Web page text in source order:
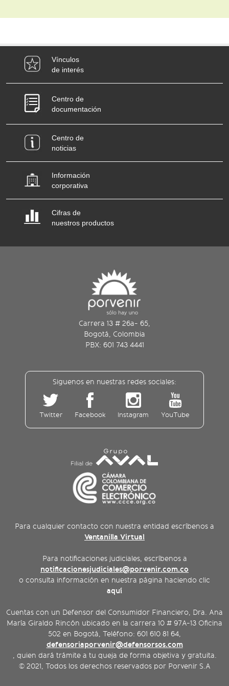
Vínculos
de interés
Centro de
documentación
Centro de
noticias
Información
corporativa
Cifras de
nuestros productos
Carrera 13 # 26a- 65,
Bogotá, Colombia
PBX: 601 743 4441
Siguenos en nuestras redes sociales:
Twitter Facebook Instagram YouTube
Para cualquier contacto con nuestra entidad escríbenos a
Ventanilla Virtual
Para notificaciones judiciales, escríbenos a
notificacionesjudiciales@porvenir.com.co
o consulta información en nuestra página haciendo clic
aquí
Cuentas con un Defensor del Consumidor Financiero, Dra. Ana
María Giraldo Rincón ubicado en la carrera 10 # 97A-13 Oficina
502 en Bogotá, Teléfono: 601 610 81 64,
defensoriaporvenir@defensorsos.com
, quien dará trámite a tu queja de forma objetiva y gratuita.
© 2021, Todos los derechos reservados por Porvenir S.A